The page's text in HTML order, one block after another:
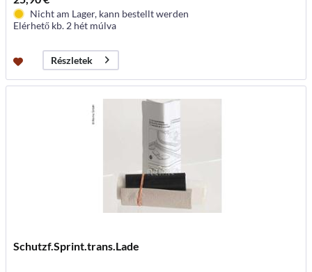
Nicht am Lager, kann bestellt werden
Elérhető kb. 2 hét múlva
Részletek
Schutzf.Sprint.trans.Lade